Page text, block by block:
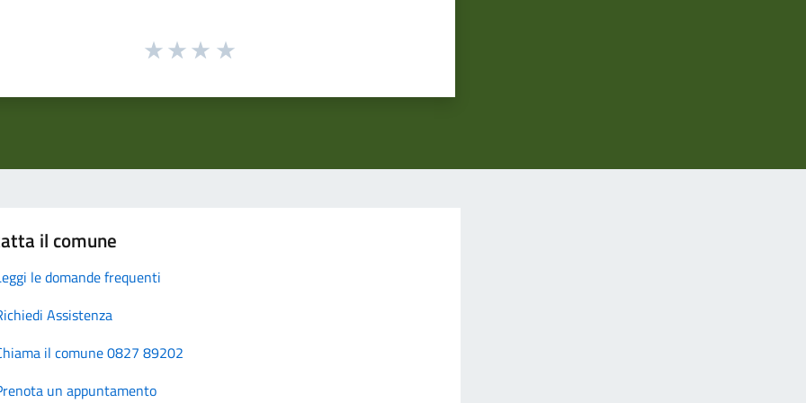
il comune
le domande frequenti
Assistenza
il comune 0827 89202
un appuntamento